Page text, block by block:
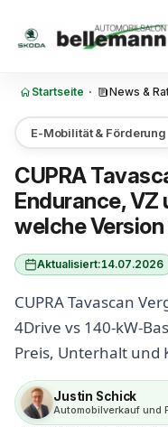
Startseite · News &
E-Mobilität & Förderung
CUPRA
Endurance, VZ
welche
Aktualisiert:14.07.2026
CUPRA Tavascan
4Drive vs 140-kW-
Preis, Unterhalt und
Justin Schick
Automobilverkauf und
CUPRA Tavascan
den CUPRA Tavascan VZ
Endurance oder VZ:
ist beim CUPRA
und was kostet
die drei CUPRA Tavascan
Fahrprofil?
weiterführende